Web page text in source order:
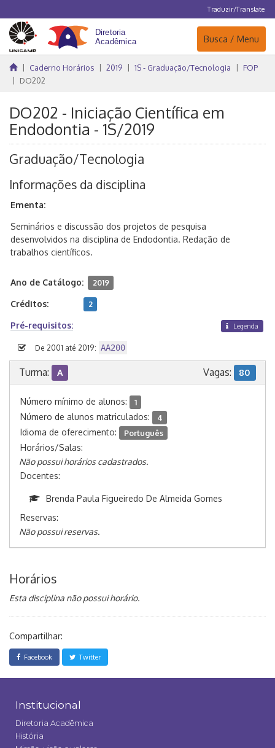
Traduzir/Translate
Navegação
Busca / Menu
Caderno Horários 2019 1S - Graduação/Tecnologia
FOP
DO202
DO202 - Iniciação Científica em
Endodontia - 1S/2019
Graduação/Tecnologia
Informações da disciplina
Ementa:
Seminários e discussão dos projetos de pesquisa
desenvolvidos na disciplina de Endodontia. Redação de
trabalhos científicos.
Ano de Catálogo: 2019
Créditos: 2
Pré-requisitos: Legenda
De 2001 até 2019: AA200
Turma: A Vagas: 80
Número mínimo de alunos: 1
Número de alunos matriculados: 4
Idioma de oferecimento: Português
Horários/Salas:
Não possui horários cadastrados.
Docentes:
Brenda Paula Figueiredo De Almeida Gomes
Reservas:
Não possui reservas.
Horários
Esta disciplina não possui horário.
Compartilhar:
Facebook Twitter
Institucional
Diretoria Acadêmica
História